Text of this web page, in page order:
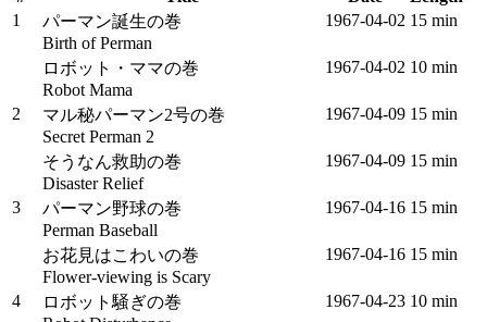
1
パーマン誕生の巻
Birth of Perman
1967‑04‑02 15 min
ロボット・ママの巻
Robot Mama
1967‑04‑02 10 min
2
マル秘パーマン2号の巻
Secret Perman 2
1967‑04‑09 15 min
そうなん救助の巻
Disaster Relief
1967‑04‑09 15 min
3
パーマン野球の巻
Perman Baseball
1967‑04‑16 15 min
お花見はこわいの巻
Flower-viewing is Scary
1967‑04‑16 15 min
4
ロボット騒ぎの巻
1967‑04‑23 10 min